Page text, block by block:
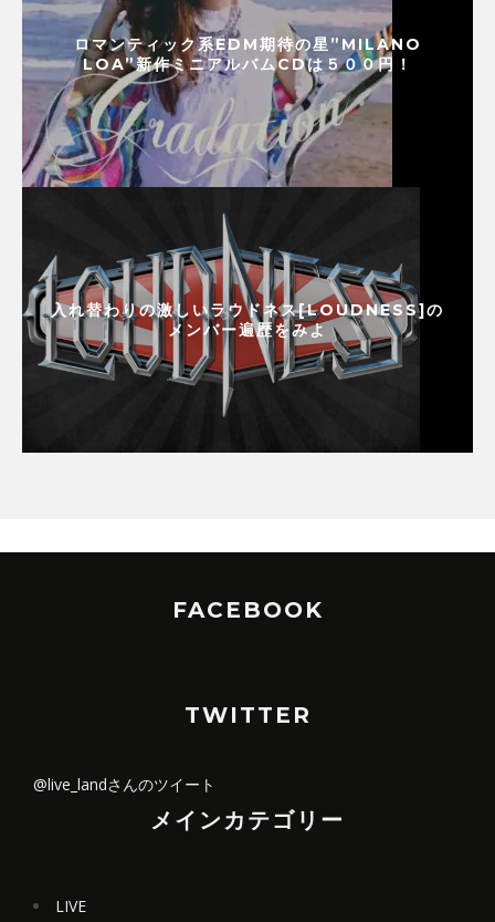
ロマンティック系EDM期待の星”MILANO
LOA”新作ミニアルバムCDは５００円！
入れ替わりの激しいラウドネス[LOUDNESS]の
メンバー遍歴をみよ
FACEBOOK
TWITTER
@live_landさんのツイート
メインカテゴリー
LIVE